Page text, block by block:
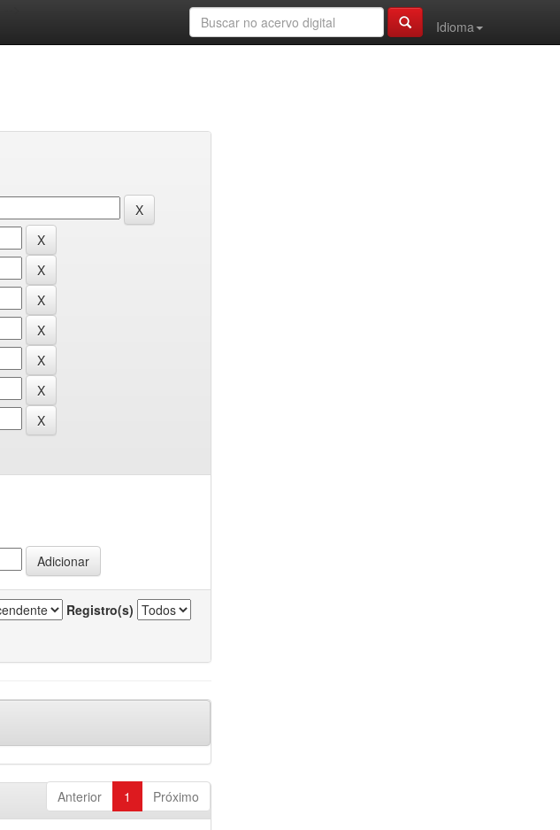
Idioma
Registro(s)
Anterior 1 Próximo